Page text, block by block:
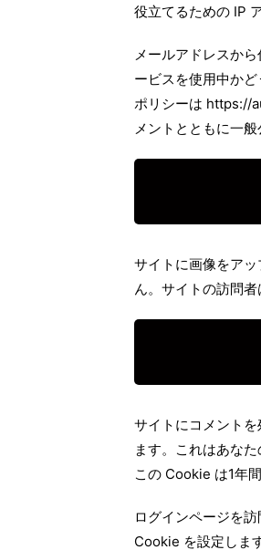
役立てるための IP
メールアドレスか
ービスを使用中か
ポリシーは https://
メントとともに一般
サイトに画像をア
ん。サイトの訪問
サイトにコメント
ます。これはあな
この Cookie は1年
ログインページを
Cookie を設定しま